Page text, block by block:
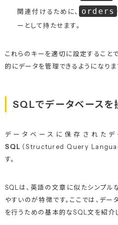
関連付けるために、 orders
ーとして持たせます。
これらのキーを適切に設定すること
的にデータを管理できるようになりま
SQLでデータベースを
データベースに保存されたデ
SQL （Structured Query
す。
SQLは、英語の文章に似たシンプル
やすいのが特徴です。ここでは、データ
を行うための基本的なSQL文を紹介し